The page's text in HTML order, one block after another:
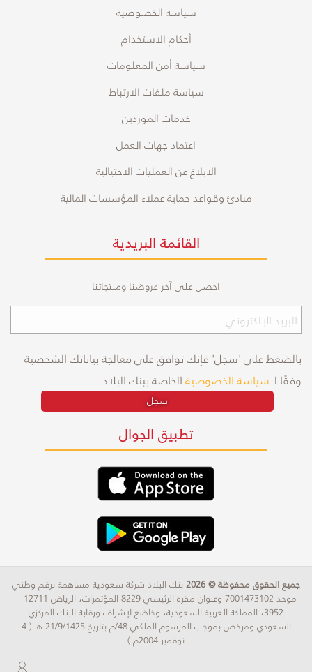
سياسة الخصوصية
أحكام الاستخدام
سياسة أمن المعلومات
سياسة ملفات الارتباط
خدمات الموردين
اعتماد جهات العمل
الابلاغ عن العمليات الاحتيالية
مبادئ وقواعد حماية عملاء المؤسسات المالية
القائمة البريدية
احصل على آخر عروضنا ومنتجاتنا
بالضغط على 'سجل' فإنك توافق على معالجة بياناتك الشخصية
وفقًا لـسياسة الخصوصيةالخاصة ببنك البلاد
سجل
تطبيق الجوال
جميع الحقوق محفوظة © 2026
بنك البلاد شركة سعودية مساهمة برقم وطني
موحد 7001473102 وعنوان مقره الرئيسي 8229 المؤتمرات، الرياض 12711 –
3952، المملكة العربية السعودية، وخاضع لإشراف ورقابة البنك المركزي
السعودي ومرخص بموجب المرسوم الملكي 48/م بتاريخ 21/9/1425 هـ ( 4
نوفمبر 2004م )